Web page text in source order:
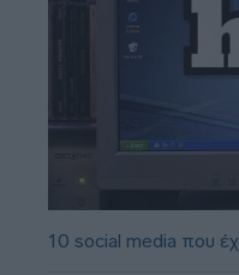
10 social media που